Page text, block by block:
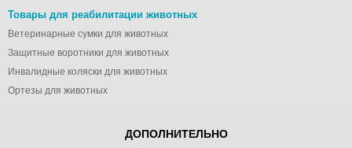
Товары для реабилитации животных
Ветеринарные сумки для животных
Защитные воротники для животных
Инвалидные коляски для животных
Ортезы для животных
ДОПОЛНИТЕЛЬНО